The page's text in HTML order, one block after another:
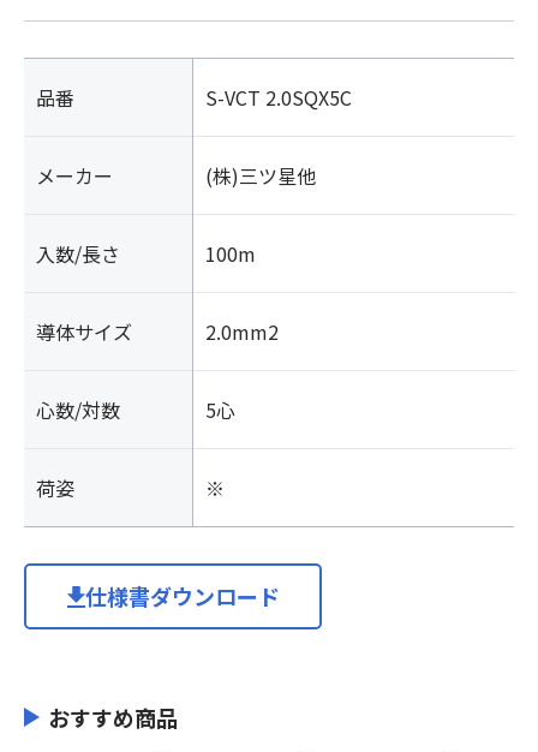
品番 S-VCT 2.0SQX5C
メーカー (株)三ツ星他
入数/長さ 100m
導体サイズ 2.0mm2
心数/対数 5心
荷姿 ※
仕様書ダウンロード
おすすめ商品